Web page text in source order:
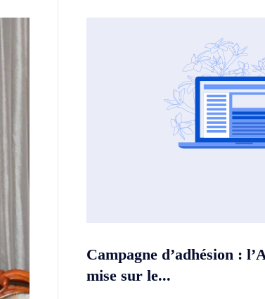
Campagne d’adhésion :
mise sur le...